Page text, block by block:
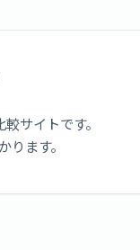
サイトです。
ます。